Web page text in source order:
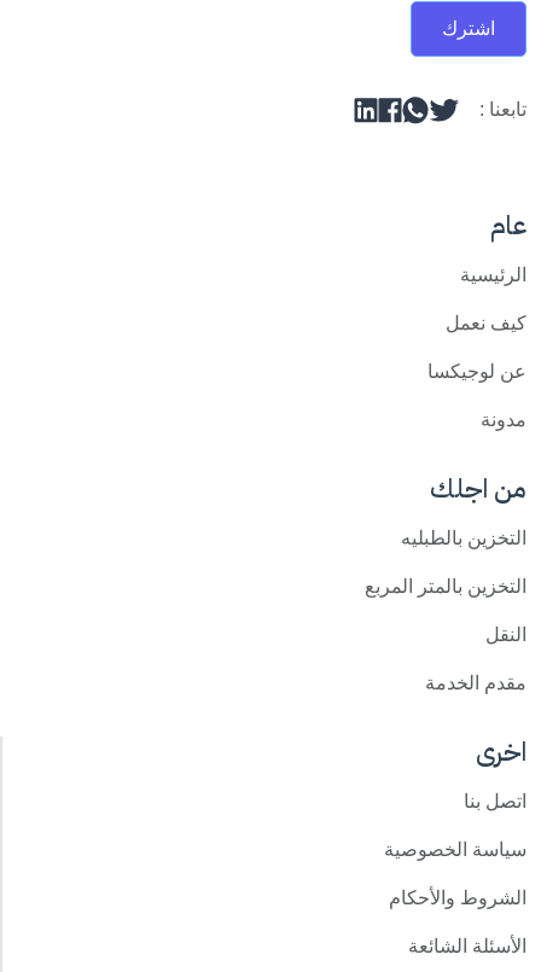
اشترك
تابعنا :
عام
الرئيسية
كيف نعمل
عن لوجيكسا
مدونة
من اجلك
التخزين بالطبليه
التخزين بالمتر المربع
النقل
مقدم الخدمة
اخرى
اتصل بنا
سياسة الخصوصية
الشروط والأحكام
الأسئلة الشائعة